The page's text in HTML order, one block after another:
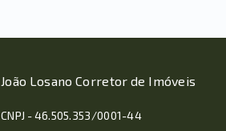
João Losano Corretor de Imóveis
CNPJ - 46.505.353/0001-44